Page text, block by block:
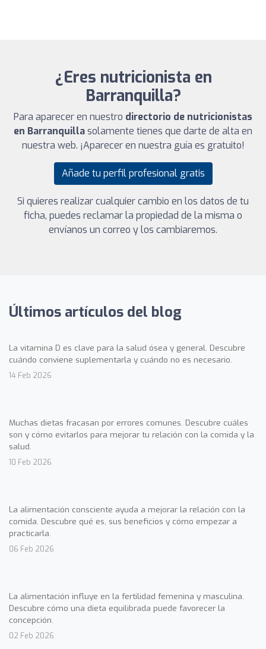
¿Eres nutricionista en
Barranquilla?
Para aparecer en nuestro directorio de nutricionistas
en Barranquillasolamente tienes que darte de alta en
nuestra web. ¡Aparecer en nuestra guía es gratuito!
Añade tu perfil profesional gratis
Si quieres realizar cualquier cambio en los datos de tu
ficha, puedes reclamar la propiedad de la misma o
envíanos un correo y los cambiaremos.
Últimos artículos del blog
La vitamina D es clave para la salud ósea y general. Descubre
cuándo conviene suplementarla y cuándo no es necesario.
14 Feb 2026
Muchas dietas fracasan por errores comunes. Descubre cuáles
son y cómo evitarlos para mejorar tu relación con la comida y la
salud.
10 Feb 2026
La alimentación consciente ayuda a mejorar la relación con la
comida. Descubre qué es, sus beneficios y cómo empezar a
practicarla.
06 Feb 2026
La alimentación influye en la fertilidad femenina y masculina.
Descubre cómo una dieta equilibrada puede favorecer la
concepción.
02 Feb 2026